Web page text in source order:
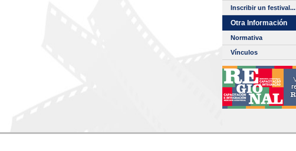
Inscribir un festival...
Otra Información
Normativa
Vínculos